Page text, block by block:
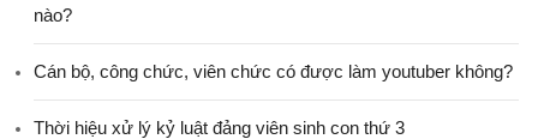
nào?
Cán bộ, công chức, viên chức có được làm youtuber không?
Thời hiệu xử lý kỷ luật đảng viên sinh con thứ 3